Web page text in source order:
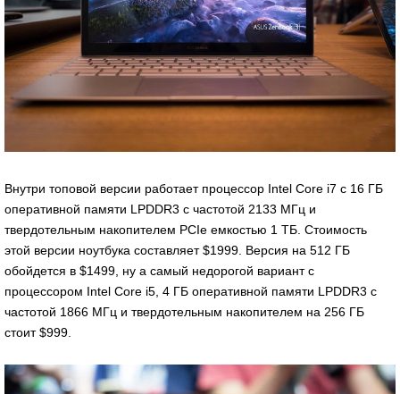
Внутри топовой версии работает процессор Intel Core i7 с 16 ГБ
оперативной памяти LPDDR3 с частотой 2133 МГц и
твердотельным накопителем PCIe емкостью 1 ТБ. Стоимость
этой версии ноутбука составляет $1999. Версия на 512 ГБ
обойдется в $1499, ну а самый недорогой вариант с
процессором Intel Core i5, 4 ГБ оперативной памяти LPDDR3 с
частотой 1866 МГц и твердотельным накопителем на 256 ГБ
стоит $999.